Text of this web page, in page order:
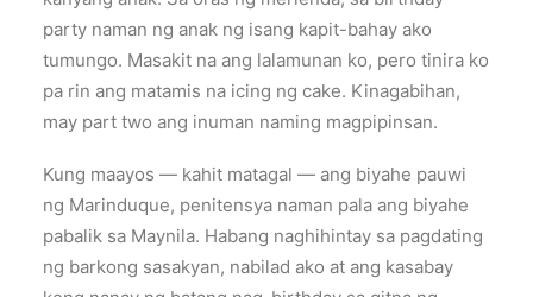
party naman ng anak ng isang kapit-bahay ako
tumungo. Masakit na ang lalamunan ko, pero tinira ko
pa rin ang matamis na icing ng cake. Kinagabihan,
may part two ang inuman naming magpipinsan.
Kung maayos — kahit matagal — ang biyahe pauwi
ng Marinduque, penitensya naman pala ang biyahe
pabalik sa Maynila. Habang naghihintay sa pagdating
ng barkong sasakyan, nabilad ako at ang kasabay